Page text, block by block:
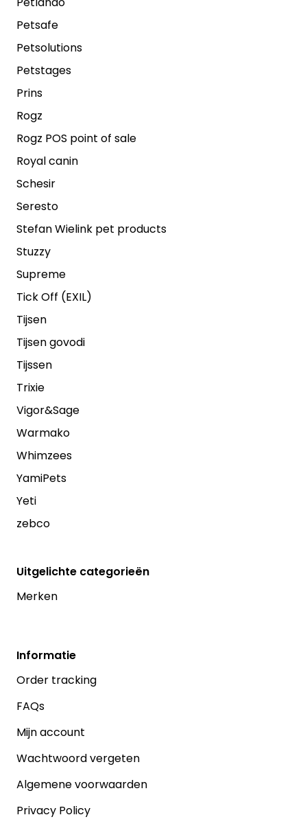
Petsafe
Petsolutions
Petstages
Prins
Rogz
Rogz POS point of sale
Royal canin
Schesir
Seresto
Stefan Wielink pet products
Stuzzy
Supreme
Tick Off (EXIL)
Tijsen
Tijsen govodi
Tijssen
Trixie
Vigor&Sage
Warmako
Whimzees
YamiPets
Yeti
zebco
Uitgelichte categorieën
Merken
Informatie
Order tracking
FAQs
Mijn account
Wachtwoord vergeten
Algemene voorwaarden
Privacy Policy